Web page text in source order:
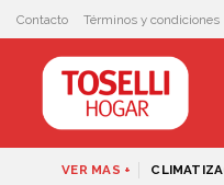
Skip
to
content
Contacto Términos y condiciones
VER MAS +